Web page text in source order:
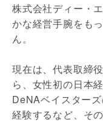
株式会社ディー・
かな経営手腕をも
ん。
現在は、代表取締
ら、女性初の日本
DeNAベイスター
経験するなど、そ